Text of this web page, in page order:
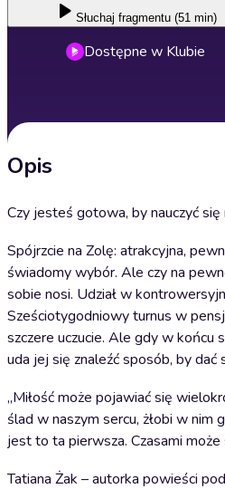
Słuchaj fragmentu (51 min)
Dostępne w Klubie
Opis
Czy jesteś gotowa, by nauczyć się
Spójrzcie na Zolę: atrakcyjna,
świadomy wybór. Ale czy na
sobie nosi. Udział w
Sześciotygodniowy turnus w
szczere uczucie. Ale gdy w końcu
uda jej się znaleźć sposób, by dać
„Miłość może pojawiać się
ślad w naszym sercu, żłobi w nim
jest to ta pierwsza. Czasami może
Tatiana Żak – autorka powieści